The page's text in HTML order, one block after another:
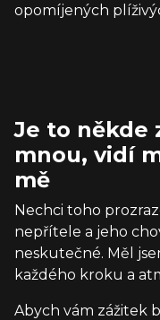
opomíjených
Je to někde
mnou, vidí
mě
Nechci toho
nepřítele a jeho
neskutečné. Měl
každého kroku a
Abych vám zážitek